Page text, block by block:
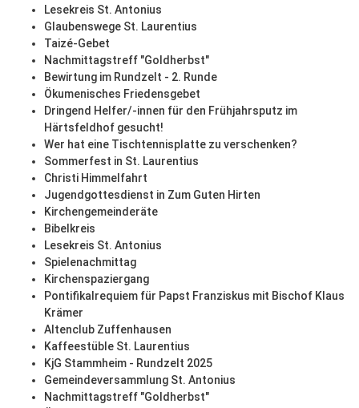
Lesekreis St. Antonius
Glaubenswege St. Laurentius
Taizé-Gebet
Nachmittagstreff "Goldherbst"
Bewirtung im Rundzelt - 2. Runde
Ökumenisches Friedensgebet
Dringend Helfer/-innen für den Frühjahrsputz im
Härtsfeldhof gesucht!
Wer hat eine Tischtennisplatte zu verschenken?
Sommerfest in St. Laurentius
Christi Himmelfahrt
Jugendgottesdienst in Zum Guten Hirten
Kirchengemeinderäte
Bibelkreis
Lesekreis St. Antonius
Spielenachmittag
Kirchenspaziergang
Pontifikalrequiem für Papst Franziskus mit Bischof Klaus
Krämer
Altenclub Zuffenhausen
Kaffeestüble St. Laurentius
KjG Stammheim - Rundzelt 2025
Gemeindeversammlung St. Antonius
Nachmittagstreff "Goldherbst"